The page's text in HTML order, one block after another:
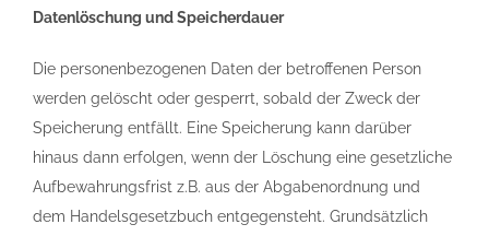
Datenlöschung und Speicherdauer
Die personenbezogenen Daten der betroffenen Person
werden gelöscht oder gesperrt, sobald der Zweck der
Speicherung entfällt. Eine Speicherung kann darüber
hinaus dann erfolgen, wenn der Löschung eine gesetzliche
Aufbewahrungsfrist z.B. aus der Abgabenordnung und
dem Handelsgesetzbuch entgegensteht. Grundsätzlich